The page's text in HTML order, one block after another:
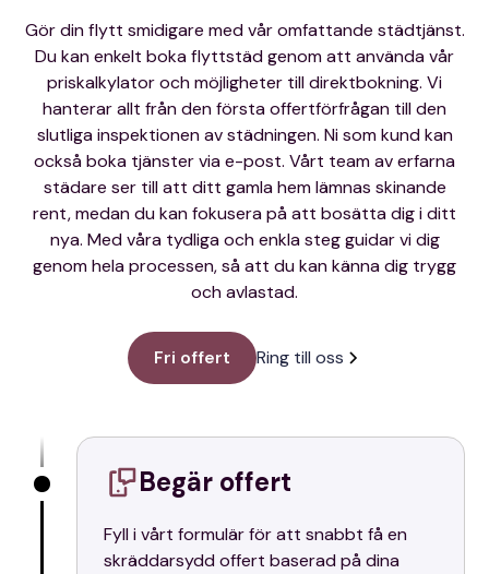
Gör din flytt smidigare med vår omfattande städtjänst.
Du kan enkelt boka flyttstäd genom att använda vår
priskalkylator och möjligheter till direktbokning. Vi
hanterar allt från den första offertförfrågan till den
slutliga inspektionen av städningen. Ni som kund kan
också boka tjänster via e-post. Vårt team av erfarna
städare ser till att ditt gamla hem lämnas skinande
rent, medan du kan fokusera på att bosätta dig i ditt
nya. Med våra tydliga och enkla steg guidar vi dig
genom hela processen, så att du kan känna dig trygg
och avlastad.
Fri offert Ring till oss
Begär offert
Fyll i vårt formulär för att snabbt få en
skräddarsydd offert baserad på dina